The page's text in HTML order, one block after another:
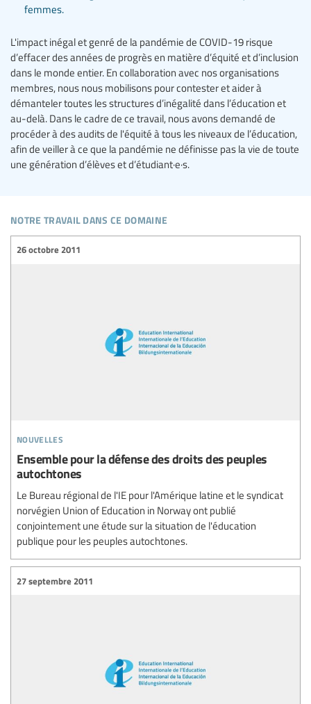
femmes.
L'impact inégal et genré de la pandémie de COVID-19 risque
d’effacer des années de progrès en matière d’équité et d’inclusion
dans le monde entier. En collaboration avec nos organisations
membres, nous nous mobilisons pour contester et aider à
démanteler toutes les structures d’inégalité dans l’éducation et
au-delà. Dans le cadre de ce travail, nous avons demandé de
procéder à des audits de l'équité à tous les niveaux de l’éducation,
afin de veiller à ce que la pandémie ne définisse pas la vie de toute
une génération d’élèves et d’étudiant·e·s.
notre travail dans ce domaine
nouvelles
26 octobre 2011
Ensemble pour la défense des droits des peuples
autochtones
Le Bureau régional de l'IE pour l'Amérique latine et le syndicat
norvégien Union of Education in Norway ont publié
conjointement une étude sur la situation de l'éducation
publique pour les peuples autochtones.
27 septembre 2011